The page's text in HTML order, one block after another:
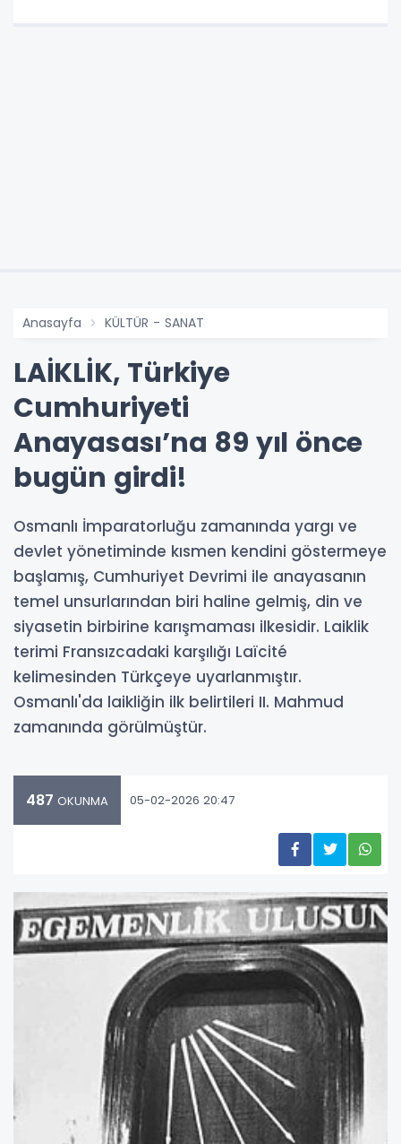
Anasayfa KÜLTÜR - SANAT
LAİKLİK, Türkiye
Cumhuriyeti
Anayasası’na 89 yıl önce
bugün girdi!
Osmanlı İmparatorluğu zamanında yargı ve
devlet yönetiminde kısmen kendini göstermeye
başlamış, Cumhuriyet Devrimi ile anayasanın
temel unsurlarından biri haline gelmiş, din ve
siyasetin birbirine karışmaması ilkesidir. Laiklik
terimi Fransızcadaki karşılığı Laïcité
kelimesinden Türkçeye uyarlanmıştır.
Osmanlı'da laikliğin ilk belirtileri II. Mahmud
zamanında görülmüştür.
487 OKUNMA 05-02-2026 20:47